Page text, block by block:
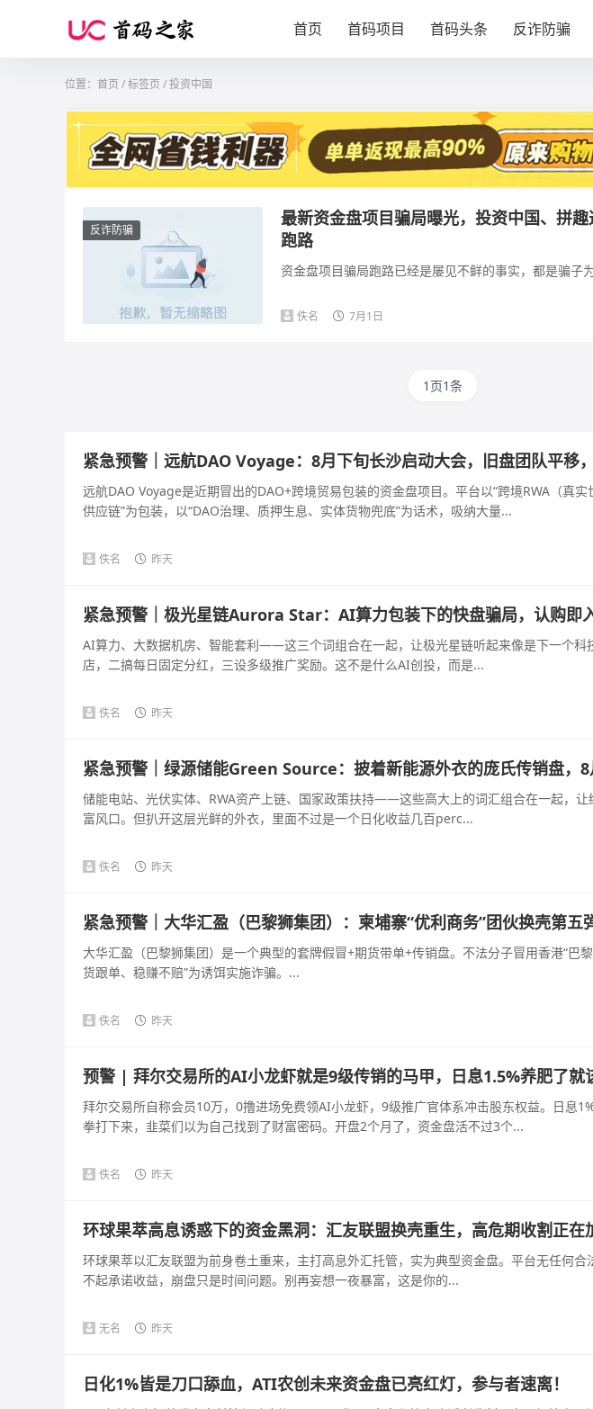
首页 首码项目 首码头条 反诈防骗
位置： 首页 /标签页 / 投资中国
反诈防骗
最新资金盘项目骗局曝光，投资中国、拼
跑路
资金盘项目骗局跑路已经是屡见不鲜的事实，都是骗子
佚名 7月1日
1页1条
紧急预警｜远航DAO Voyage：8月下旬长沙启动大会，旧盘团队平移
远航DAO Voyage是近期冒出的DAO+跨境贸易包装的资金盘项目。平台以“跨境RWA（真
供应链”为包装，以“DAO治理、质押生息、实体货物兜底”为话术，吸纳大量...
佚名 昨天
紧急预警｜极光星链Aurora Star：AI算力包装下的快盘骗局，认购即
AI算力、大数据机房、智能套利——这三个词组合在一起，让极光星链听起来像是下一个科
店，二搞每日固定分红，三设多级推广奖励。这不是什么AI创投，而是...
佚名 昨天
紧急预警｜绿源储能Green Source：披着新能源外衣的庞氏传销盘，
储能电站、光伏实体、RWA资产上链、国家政策扶持——这些高大上的词汇组合在一起，
富风口。但扒开这层光鲜的外衣，里面不过是一个日化收益几百perc...
佚名 昨天
紧急预警｜大华汇盈（巴黎狮集团）：柬埔寨“优利商务”团伙换壳第五
大华汇盈（巴黎狮集团）是一个典型的套牌假冒+期货带单+传销盘。不法分子冒用香港“巴
货跟单、稳赚不赔”为诱饵实施诈骗。...
佚名 昨天
预警 | 拜尔交易所的AI小龙虾就是9级传销的马甲，日息1.5%养肥了就
拜尔交易所自称会员10万，0撸进场免费领AI小龙虾，9级推广官体系冲击股东权益。日
拳打下来，韭菜们以为自己找到了财富密码。开盘2个月了，资金盘活不过3个...
佚名 昨天
环球果萃高息诱惑下的资金黑洞：汇友联盟换壳重生，高危期收割正在
环球果萃以汇友联盟为前身卷土重来，主打高息外汇托管，实为典型资金盘。平台无任何
不起承诺收益，崩盘只是时间问题。别再妄想一夜暴富，这是你的...
无名 昨天
日化1%皆是刀口舔血，ATI农创未来资金盘已亮红灯，参与者速离！